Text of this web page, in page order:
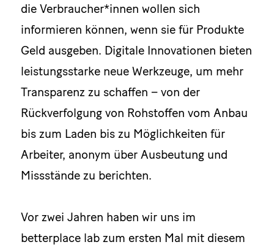
die Verbraucher*innen wollen sich
informieren können, wenn sie für Produkte
Geld ausgeben. Digitale Innovationen bieten
leistungsstarke neue Werkzeuge, um mehr
Transparenz zu schaffen – von der
Rückverfolgung von Rohstoffen vom Anbau
bis zum Laden bis zu Möglichkeiten für
Arbeiter, anonym über Ausbeutung und
Missstände zu berichten.
Vor zwei Jahren haben wir uns im
betterplace lab zum ersten Mal mit diesem